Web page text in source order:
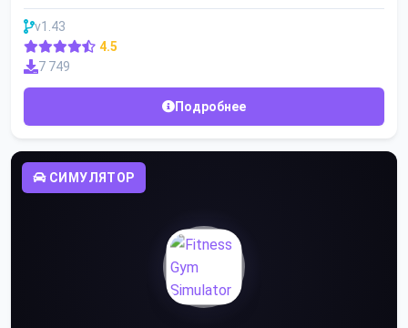
v1.43
4.5
7 749
Подробнее
СИМУЛЯТОР